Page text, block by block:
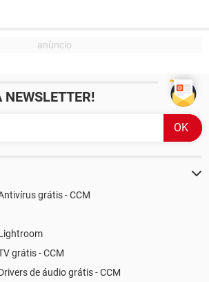
grátis - CCM
grátis - CCM
de áudio grátis - CCM